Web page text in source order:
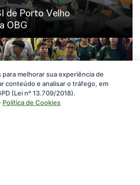
de Porto Velho
OBG
é revivida nos jogos do
melhorar sua experiência de
conteúdo e analisar o tráfego, em
(Lei nº 13.709/2018).
· Política de Cookies